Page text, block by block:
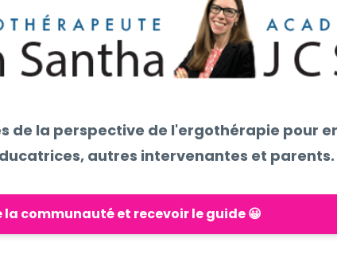
de la perspective de l'ergothérapie pour
autres intervenantes et parents.
la communauté et recevoir le guide 😀